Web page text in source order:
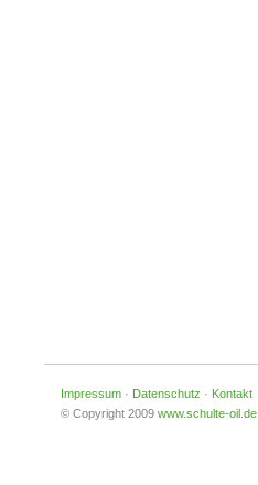
Impressum · Datenschutz · Kontakt
© Copyright 2009 www.schulte-oil.de